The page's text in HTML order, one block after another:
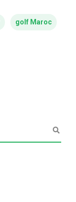
golf Maroc